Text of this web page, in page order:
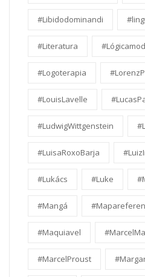
#Libidodominandi
#Literatura
#Logoterapia
#LouisLavelle
#LudwigWittgenstein
#LuisaRoxoBarja
#Lukács #Luke
#Mangá
#Maquiavel
#MarcelProust